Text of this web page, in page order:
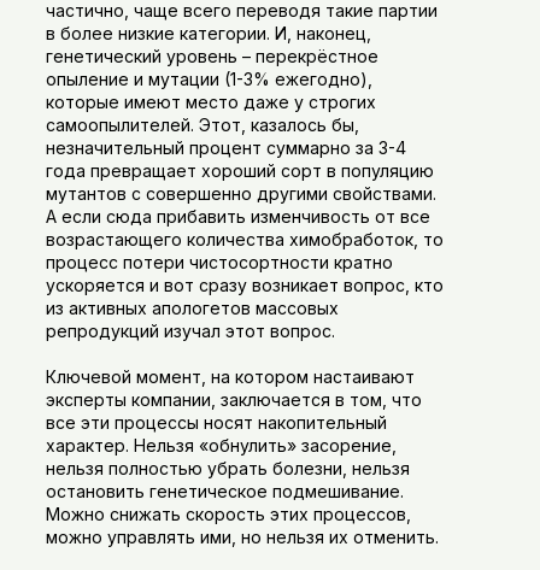
частично, чаще всего переводя такие партии
в более низкие категории. И, наконец,
генетический уровень – перекрёстное
опыление и мутации (1-3% ежегодно),
которые имеют место даже у строгих
самоопылителей. Этот, казалось бы,
незначительный процент суммарно за 3-4
года превращает хороший сорт в популяцию
мутантов с совершенно другими свойствами.
А если сюда прибавить изменчивость от все
возрастающего количества химобработок, то
процесс потери чистосортности кратно
ускоряется и вот сразу возникает вопрос, кто
из активных апологетов массовых
репродукций изучал этот вопрос.
Ключевой момент, на котором настаивают
эксперты компании, заключается в том, что
все эти процессы носят накопительный
характер. Нельзя «обнулить» засорение,
нельзя полностью убрать болезни, нельзя
остановить генетическое подмешивание.
Можно снижать скорость этих процессов,
можно управлять ими, но нельзя их отменить.